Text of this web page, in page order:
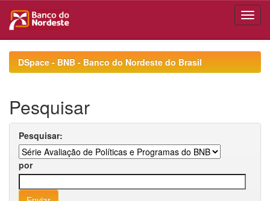
navigationDSpace - BNB - Banco do Nordeste do Brasil
Pesquisar
Pesquisar:
por